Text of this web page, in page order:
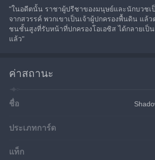
"ในอดีตนั้น ราชาผู้ปรีชาของมนุษย์และนักบวชเ
จากสวรรค์ พวกเขาเป็นเจ้าผู้ปกครองพื้นดิน แล้
ชนชั้นสูงที่รับหน้าที่ปกครองโอเอซิส ได้กลายเป็น
แล้ว"
ค่าสถานะ
ชื่อ
ประเภทการ์ด
แท็ก